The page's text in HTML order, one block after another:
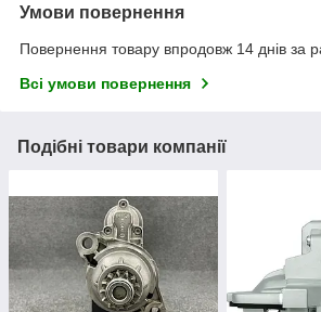
Умови повернення
Повернення товару впродовж 14 днів за
Всі умови повернення
Подібні товари компанії